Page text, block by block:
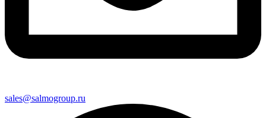
sales@salmogroup.ru